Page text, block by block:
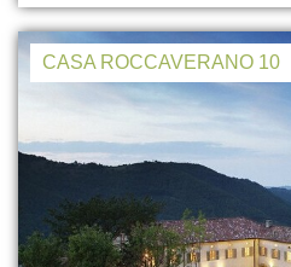
CASA ROCCAVERANO 10